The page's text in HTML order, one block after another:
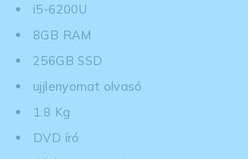
i5-6200U
8GB RAM
256GB SSD
ujjlenyomat olvasó
1.8 Kg
DVD író